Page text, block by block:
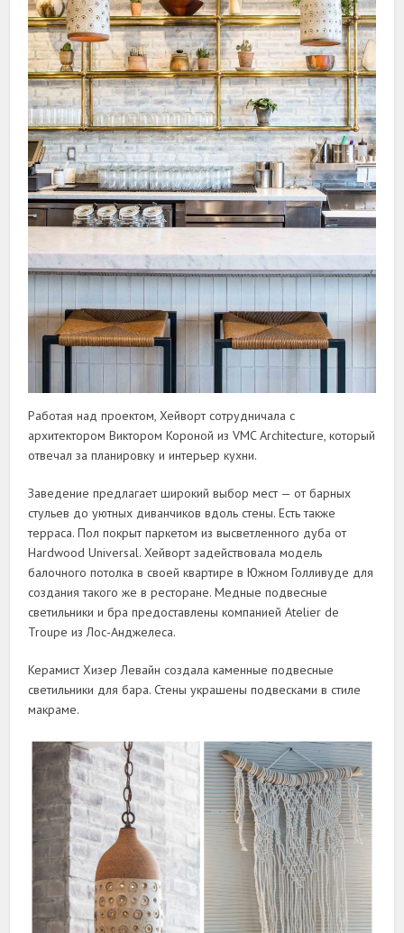
Работая над проектом, Хейворт сотрудничала с
архитектором Виктором Короной из VMC Architecture, который
отвечал за планировку и интерьер кухни.
Заведение предлагает широкий выбор мест — от барных
стульев до уютных диванчиков вдоль стены. Есть также
терраса. Пол покрыт паркетом из высветленного дуба от
Hardwood Universal. Хейворт задействовала модель
балочного потолка в своей квартире в Южном Голливуде для
создания такого же в ресторане. Медные подвесные
светильники и бра предоставлены компанией Atelier de
Troupe из Лос-Анджелеса.
Керамист Хизер Левайн создала каменные подвесные
светильники для бара. Стены украшены подвесками в стиле
макраме.